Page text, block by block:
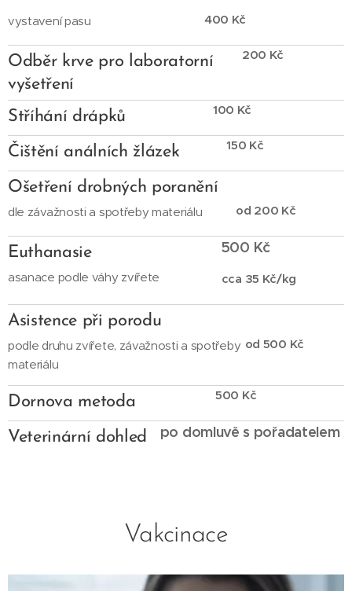
vystavení pasu
400 Kč
Odběr krve pro laboratorní
vyšetření
200 Kč
Stříhání drápků 100 Kč
Čištění análních žlázek 150 Kč
Ošetření drobných poranění
dle závažnosti a spotřeby materiálu od 200 Kč
Euthanasie
asanace podle váhy zvířete
500 Kč
cca 35 Kč/kg
Asistence při porodu
podle druhu zvířete, závažnosti a spotřeby
materiálu
od 500 Kč
Dornova metoda 500 Kč
Veterinární dohled po domluvě s pořadatelem
Vakcinace